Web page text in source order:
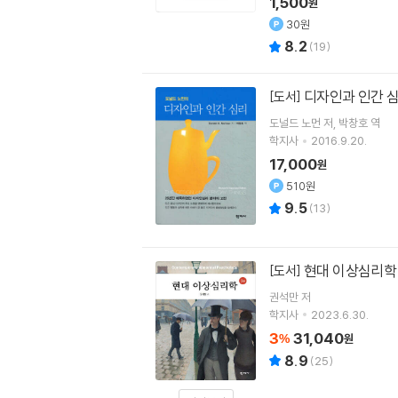
원
30원
8.2 (19)
[도서] 디자인과 인간
도널드 노먼 저 박창호 역
학지사
2016.9.20.
17,000원
510원
9.5(13)
[도서] 현대 이상심리학
권석만저
학지사
2023.6.30.
3% 31,040원
8.9 (25)